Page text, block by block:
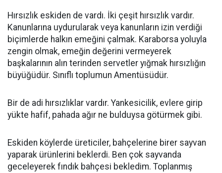
Hırsızlık eskiden de vardı. İki çeşit hırsızlık vardır.
Kanunlarına uydurularak veya kanunların izin verdiği
biçimlerde halkın emeğini çalmak. Karaborsa yoluyla
zengin olmak, emeğin değerini vermeyerek
başkalarının alın terinden servetler yığmak hırsızlığın
büyüğüdür. Sınıflı toplumun Amentüsüdür.
Bir de adi hırsızlıklar vardır. Yankesicilik, evlere girip
yükte hafif, pahada ağır ne bulduysa götürmek gibi.
Eskiden köylerde üreticiler, bahçelerine birer sayvan
yaparak ürünlerini beklerdi. Ben çok sayvanda
geceleyerek fındık bahçesi bekledim. Toplanmış